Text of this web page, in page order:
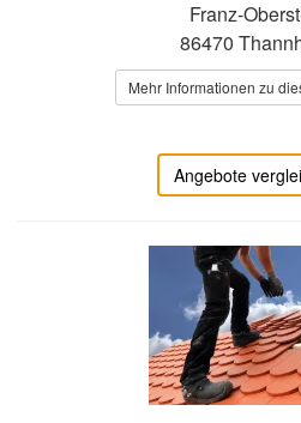
Franz-
86470
Mehr Informationen zu
Angebote